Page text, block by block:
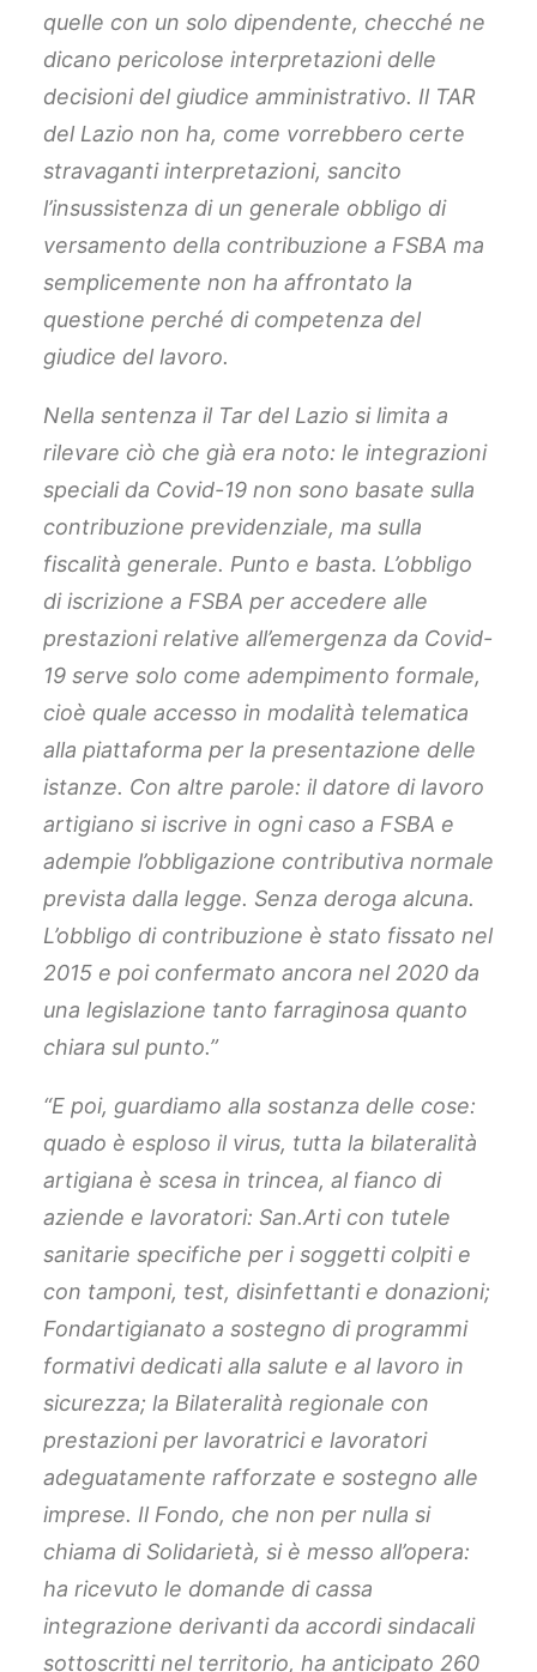
quelle con un solo dipendente, checché ne
dicano pericolose interpretazioni delle
decisioni del giudice amministrativo. Il TAR
del Lazio non ha, come vorrebbero certe
stravaganti interpretazioni, sancito
l’insussistenza di un generale obbligo di
versamento della contribuzione a FSBA ma
semplicemente non ha affrontato la
questione perché di competenza del
giudice del lavoro.
Nella sentenza il Tar del Lazio si limita a
rilevare ciò che già era noto: le integrazioni
speciali da Covid-19 non sono basate sulla
contribuzione previdenziale, ma sulla
fiscalità generale. Punto e basta. L’obbligo
di iscrizione a FSBA per accedere alle
prestazioni relative all’emergenza da Covid-
19 serve solo come adempimento formale,
cioè quale accesso in modalità telematica
alla piattaforma per la presentazione delle
istanze. Con altre parole: il datore di lavoro
artigiano si iscrive in ogni caso a FSBA e
adempie l’obbligazione contributiva normale
prevista dalla legge. Senza deroga alcuna.
L’obbligo di contribuzione è stato fissato nel
2015 e poi confermato ancora nel 2020 da
una legislazione tanto farraginosa quanto
chiara sul punto.”
“E poi, guardiamo alla sostanza delle cose:
quado è esploso il virus, tutta la bilateralità
artigiana è scesa in trincea, al fianco di
aziende e lavoratori: San.Arti con tutele
sanitarie specifiche per i soggetti colpiti e
con tamponi, test, disinfettanti e donazioni;
Fondartigianato a sostegno di programmi
formativi dedicati alla salute e al lavoro in
sicurezza; la Bilateralità regionale con
prestazioni per lavoratrici e lavoratori
adeguatamente rafforzate e sostegno alle
imprese. Il Fondo, che non per nulla si
chiama di Solidarietà, si è messo all’opera:
ha ricevuto le domande di cassa
integrazione derivanti da accordi sindacali
sottoscritti nel territorio, ha anticipato 260